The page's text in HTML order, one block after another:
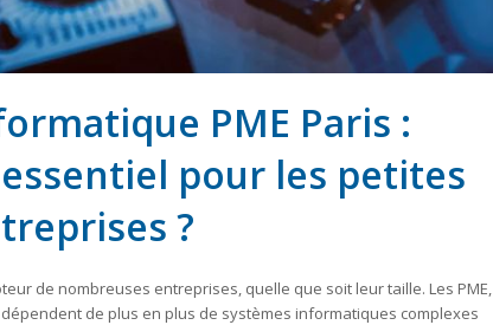
PME Paris :
pour les petites
?
de nombreuses entreprises, quelle que soit leur taille. Les PME,
de plus en plus de systèmes informatiques complexes